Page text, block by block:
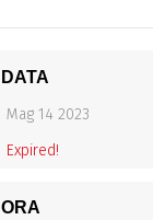
DATA
Mag 14 2023
Expired!
ORA